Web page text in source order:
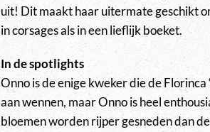
uit! Dit maakt haar uitermate geschikt
in corsages als in een lieflijk boeket.
In de spotlights
Onno is de enige kweker die de
aan wennen, maar Onno is heel
bloemen worden rijper gesneden dan